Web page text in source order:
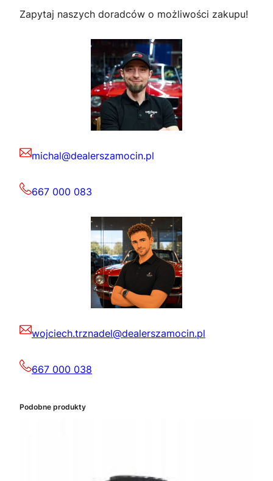
Zapytaj naszych doradców o możliwości zakupu!
michal@dealerszamocin.pl
667 000 083
wojciech.trznadel@dealerszamocin.pl
667 000 038
Podobne produkty